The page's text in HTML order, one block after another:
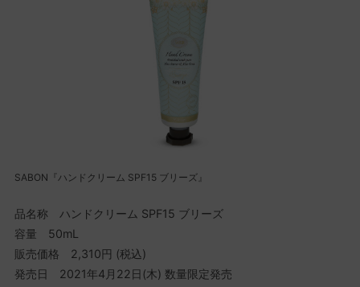
SABON『ハンドクリーム SPF15 ブリーズ』
品名称 ハンドクリーム SPF15 ブリーズ
容量 50mL
販売価格 2,310円 (税込)
発売日 2021年4月22日(木) 数量限定発売